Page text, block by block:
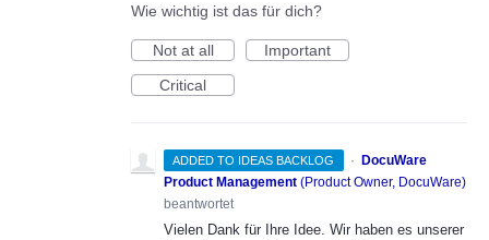
Wie wichtig ist das für dich?
Not at all
Important
Critical
ADDED TO IDEAS BACKLOG ·
DocuWare
Product Management (Product Owner, DocuWare)
beantwortet
Vielen Dank für Ihre Idee. Wir haben es unserer